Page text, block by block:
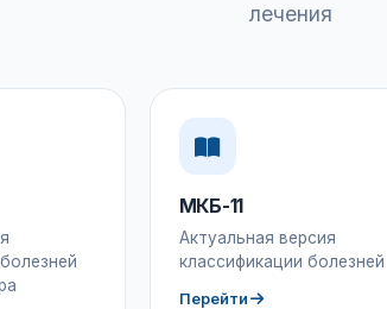
лечения
МКБ-11
Актуальная версия
классификации болезней
Перейти